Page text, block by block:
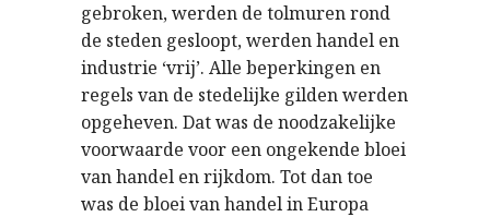
gebroken, werden de tolmuren rond
de steden gesloopt, werden handel en
industrie ‘vrij’. Alle beperkingen en
regels van de stedelijke gilden werden
opgeheven. Dat was de noodzakelijke
voorwaarde voor een ongekende bloei
van handel en rijkdom. Tot dan toe
was de bloei van handel in Europa